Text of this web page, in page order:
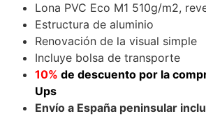
Lona PVC Eco M1 510g/m2,
Estructura de aluminio
Renovación de la visual simple
Incluye bolsa de transporte
10% de descuento por la
Ups
Envío a España peninsular